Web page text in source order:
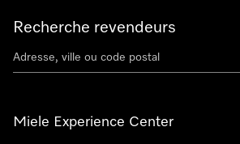
Recherche revendeurs
Miele Experience Center